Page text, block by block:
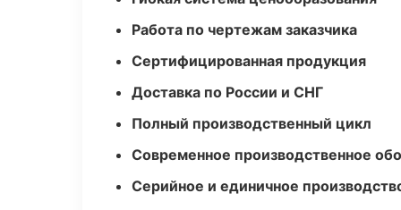
Работа по чертежам заказчика
Сертифицированная продукция
Доставка по России и СНГ
Полный производственный цикл
Современное производственное
Серийное и единичное